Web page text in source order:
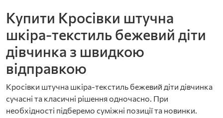
Купити Кросівки штучна
шкіра-текстиль бежевий діти
дівчинка з швидкою
відправкою
Кросівки штучна шкіра-текстиль бежевий діти дівчинка
сучасні та класичні рішення одночасно. При
необхідності підберемо суміжні позиції та новинки.